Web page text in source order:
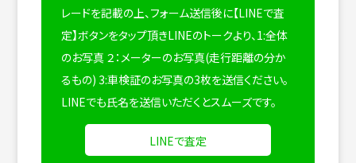
レードを記載の上、フォーム送信後に【LINEで査
定】ボタンをタップ頂きLINEのトークより、1:全体
のお写真 ２：メーターのお写真(走行距離の分か
るもの) 3:車検証のお写真の3枚を送信ください。
LINEでも氏名を送信いただくとスムーズです。
LINEで査定